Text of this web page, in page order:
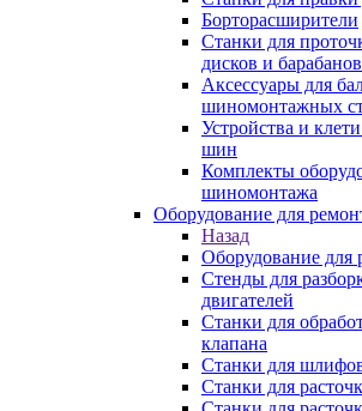
Борторасширители
Станки для
дисков и барабанов
Аксессуары для
шиномонтажных
Устройства и
шин
Комплекты
шиномонтажа
Оборудование для
Назад
Оборудование для
Стенды для
двигателей
Станки для
клапана
Станки для
Станки для